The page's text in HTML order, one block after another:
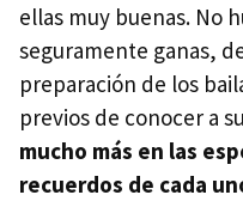
ellas muy buenas. No
seguramente ganas,
preparación de los
previos de conocer a
mucho más en las
recuerdos de cada